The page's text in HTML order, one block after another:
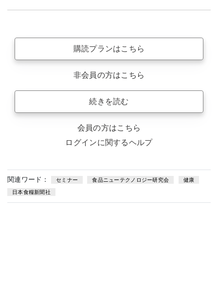
購読プランはこちら
非会員の方はこちら
続きを読む
会員の方はこちら
ログインに関するヘルプ
関連ワード： セミナー 食品ニューテクノロジー研究会 健康
日本食糧新聞社